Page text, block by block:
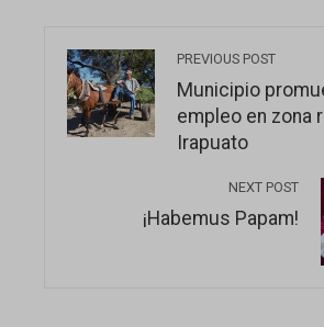
PREVIOUS POST
Municipio
empleo en zona
Irapuato
NEXT POST
¡Habemus Papam!